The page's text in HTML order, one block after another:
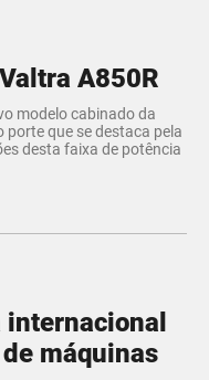
A850R
modelo cabinado da
porte que se destaca pela
desta faixa de potência
máquinas